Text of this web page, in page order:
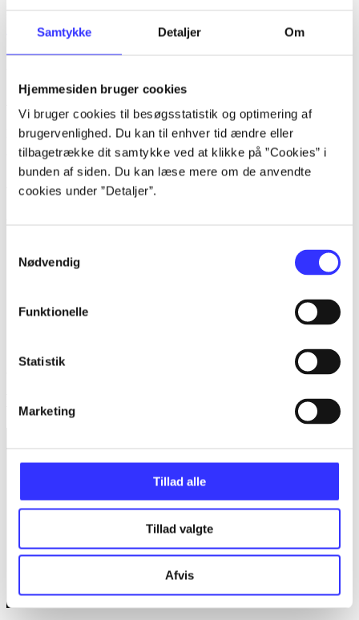
Samtykke Detaljer Om
Hjemmesiden bruger cookies
Vi bruger cookies til besøgsstatistik og optimering af
brugervenlighed. Du kan til enhver tid ændre eller
tilbagetrække dit samtykke ved at klikke på ”Cookies” i
bunden af siden. Du kan læse mere om de anvendte
cookies under ”Detaljer”.
Nødvendig
Funktionelle
Statistik
Marketing
Tillad alle
Tillad valgte
Afvis
Tidsskrift
Artikler med samme emner
Fra
Artikler